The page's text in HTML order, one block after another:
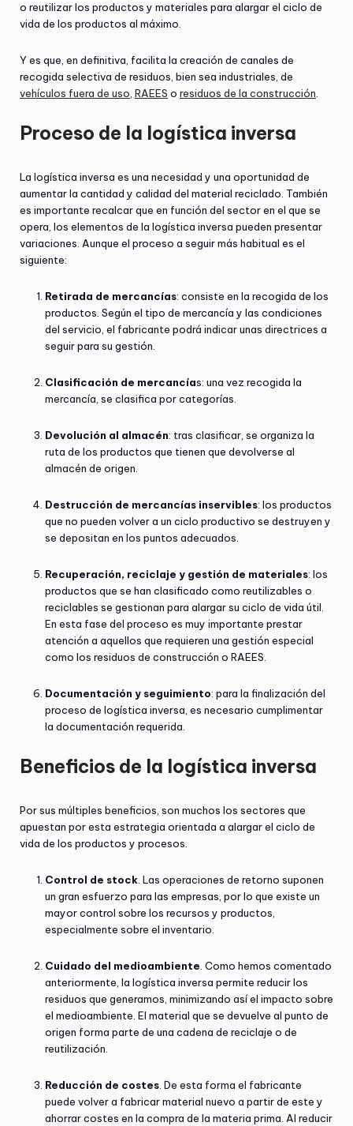
o reutilizar los productos y materiales para alargar el ciclo de
vida de los productos al máximo.
Y es que, en definitiva, facilita la creación de canales de
recogida selectiva de residuos, bien sea industriales, de
vehículos fuera de uso RAEES o residuos de la construcción
Proceso de la logística inversa
La logística inversa es una necesidad y una oportunidad de
aumentar la cantidad y calidad del material reciclado. También
es importante recalcar que en función del sector en el que se
opera, los elementos de la logística inversa pueden presentar
variaciones. Aunque el proceso a seguir más habitual es el
siguiente:
Retirada de mercancías: consiste en la recogida de los
productos. Según el tipo de mercancía y las condiciones
del servicio, el fabricante podrá indicar unas directrices a
seguir para su gestión.
Clasificación de mercancías: una vez recogida la
mercancía, se clasifica por categorías.
Devolución al almacén: tras clasificar, se organiza la
ruta de los productos que tienen que devolverse al
almacén de origen.
Destrucción de mercancías inservibles: los productos
que no pueden volver a un ciclo productivo se destruyen y
se depositan en los puntos adecuados.
Recuperación, reciclaje y gestión de materiales: los
productos que se han clasificado como reutilizables o
reciclables se gestionan para alargar su ciclo de vida útil.
En esta fase del proceso es muy importante prestar
atención a aquellos que requieren una gestión especial
como los residuos de construcción o RAEES.
Documentación y seguimiento: para la finalización del
proceso de logística inversa, es necesario cumplimentar
la documentación requerida.
Beneficios de la logística inversa
Por sus múltiples beneficios, son muchos los sectores que
apuestan por esta estrategia orientada a alargar el ciclo de
vida de los productos y procesos.
Control de stock . Las operaciones de retorno suponen
un gran esfuerzo para las empresas, por lo que existe un
mayor control sobre los recursos y productos,
especialmente sobre el inventario.
Cuidado del medioambiente . Como hemos comentado
anteriormente, la logística inversa permite reducir los
residuos que generamos, minimizando así el impacto sobre
el medioambiente. El material que se devuelve al punto de
origen forma parte de una cadena de reciclaje o de
reutilización.
Reducción de costes . De esta forma el fabricante
puede volver a fabricar material nuevo a partir de este y
ahorrar costes en la compra de la materia prima. Al reducir